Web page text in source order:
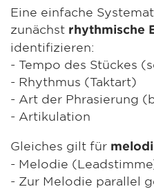
Eine einfache
zunächst rhythmische
identifizieren:
- Tempo des Stückes
- Rhythmus (Taktart)
- Art der Phrasierung
- Artikulation
Gleiches gilt für
- Melodie
- Zur Melodie parallel